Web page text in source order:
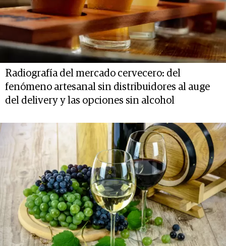
Radiografía del mercado cervecero: del
fenómeno artesanal sin distribuidores al auge
del delivery y las opciones sin alcohol